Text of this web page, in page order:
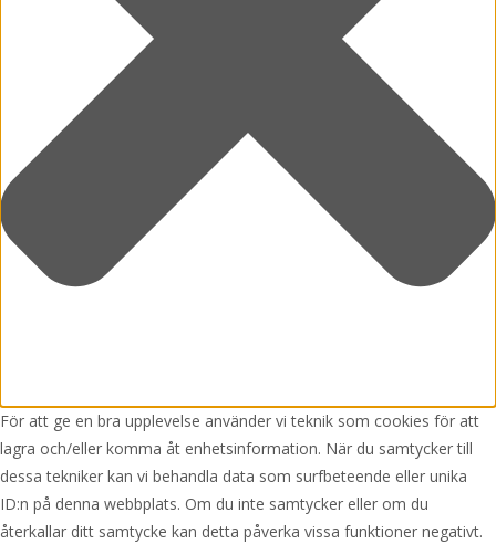
För att ge en bra upplevelse använder vi teknik som cookies för att
lagra och/eller komma åt enhetsinformation. När du samtycker till
dessa tekniker kan vi behandla data som surfbeteende eller unika
ID:n på denna webbplats. Om du inte samtycker eller om du
återkallar ditt samtycke kan detta påverka vissa funktioner negativt.